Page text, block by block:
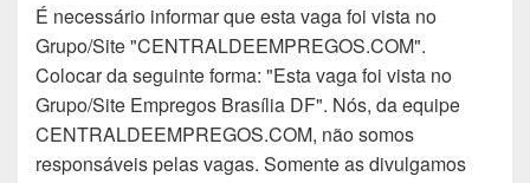
É necessário informar que esta vaga foi vista no
Grupo/Site "CENTRALDEEMPREGOS.COM".
Colocar da seguinte forma: "Esta vaga foi vista no
Grupo/Site Empregos Brasília DF". Nós, da equipe
CENTRALDEEMPREGOS.COM, não somos
responsáveis pelas vagas. Somente as divulgamos